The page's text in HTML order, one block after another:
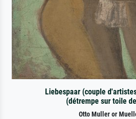
Liebespaar (couple
(détrempe sur toile
Otto Muller or